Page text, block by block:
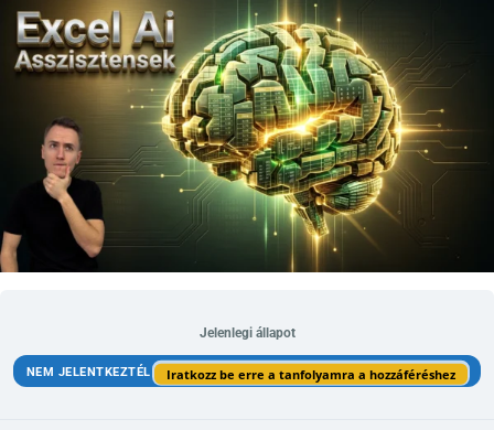
Jelenlegi állapot
NEM JELENTKEZTÉL Iratkozz be erre a tanfolyamra a hozzáféréshez